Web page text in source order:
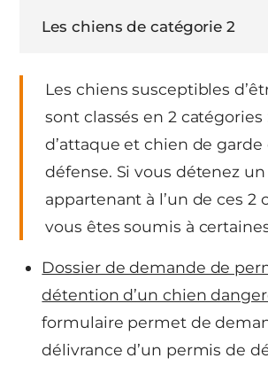
Les chiens susceptibles
sont classés en 2 catégories
d’attaque et chien de garde
défense. Si vous détenez
appartenant à l’un de ces 2
vous êtes soumis à
Dossier de demande de
détention d’un chien
formulaire permet de
délivrance d’un permis de
Les chiens de catégorie 2